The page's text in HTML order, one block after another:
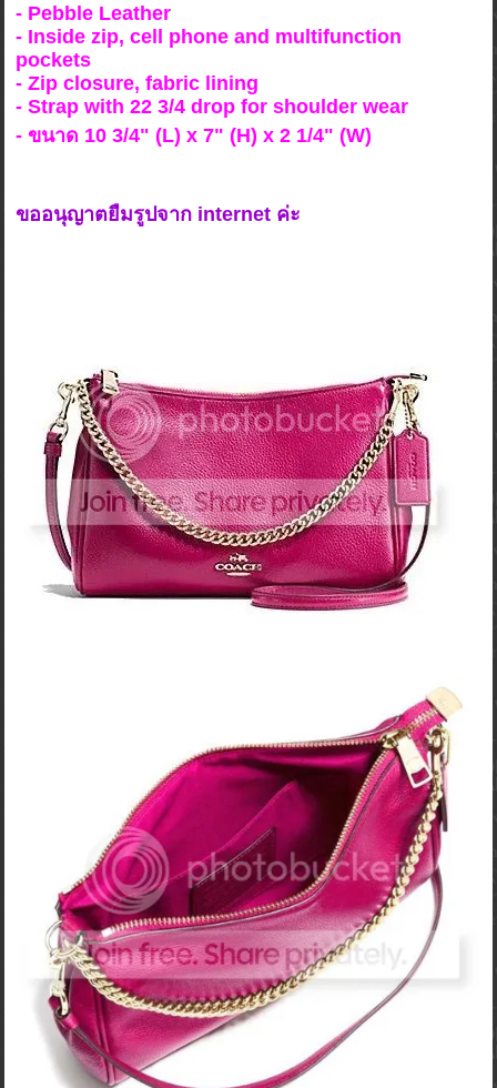
- Pebble Leather
- Inside zip, cell phone and multifunction
pockets
- Zip closure, fabric lining
- Strap with 22 3/4 drop for shoulder wear
- ขนาด 10 3/4" (L) x 7" (H) x 2 1/4" (W)
ขออนุญาตยืมรูปจาก internet ค่ะ